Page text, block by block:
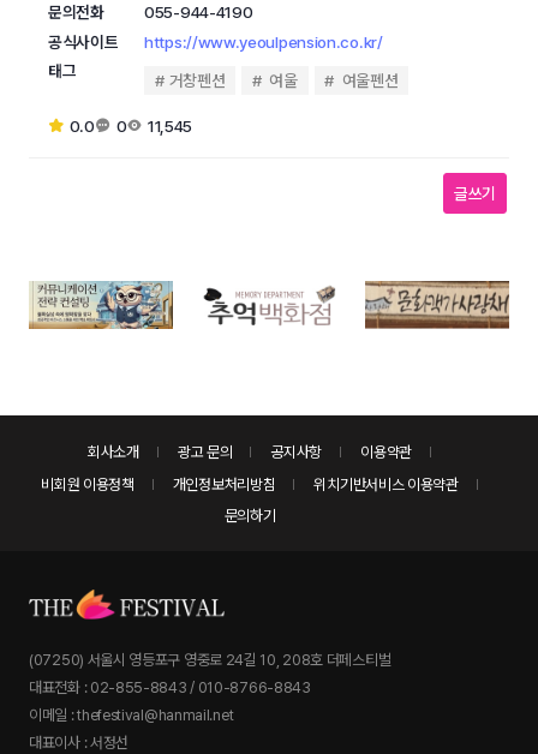
문의전화
055-944-4190
공식사이트
https://www.yeoulpension.co.kr/
태그
거창펜션 여울 여울펜션
0.0 0 11,545
글쓰기
회사소개 광고 문의 공지사항
이용약관
비회원 이용정책
개인정보처리방침
위치기반서비스 이용약관
문의하기
(07250) 서울시 영등포구 영중로 24길 10, 208호 더페스티벌
대표전화 : 02-855-8843 / 010-8766-8843
이메일 : thefestival@hanmail.net
대표이사 : 서정선